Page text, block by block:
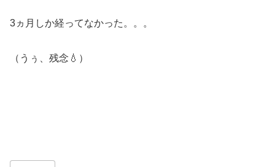
3ヵ月しか経ってなかった。。。
（うぅ、残念💧）